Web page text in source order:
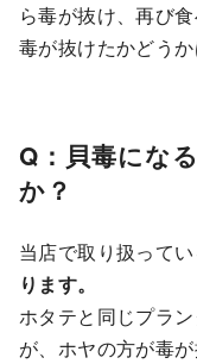
ら毒が抜け、再び
毒が抜けたかどう
Q：貝毒にな
か？
当店で取り扱ってい
ります。
ホタテと同じプラ
が、ホヤの方が毒